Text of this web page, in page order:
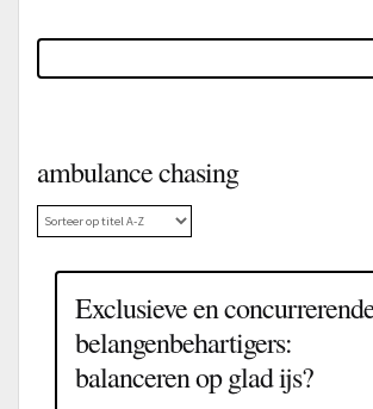
ambulance chasing
Exclusieve en
belangenbehartigers:
balanceren op glad ijs?